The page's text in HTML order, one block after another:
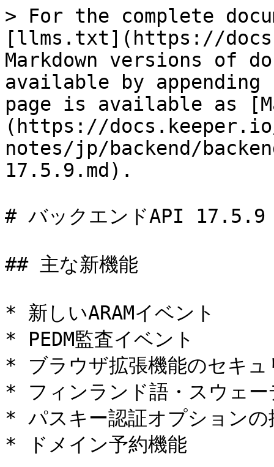
> For the complete
[llms.txt](https://
Markdown versions of
available by
page is available as
(https://
notes/jp/backend/
17.5.9.md).
# バックエンドAPI 17.5.9
## 主な新機能
* 新しいARAMイベント
* PEDM監査イベント
* ブラウザ拡張機能のセキュ
* フィンランド語・スウェー
* パスキー認証オプションの
* ドメイン予約機能